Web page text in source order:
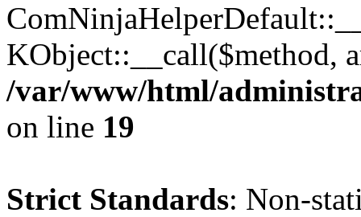
KObject::__call($method,
/var/www/html/
on line 19
Strict Standards: Non-